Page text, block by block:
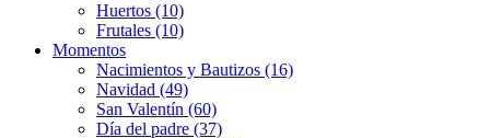
Huertos (10)
Frutales (10)
Momentos
Nacimientos y Bautizos (16)
Navidad (49)
San Valentín (60)
Día del padre (37)